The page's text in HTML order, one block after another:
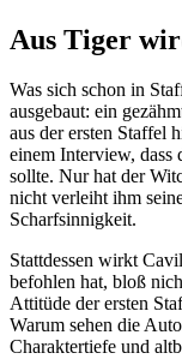
Aus Tiger
Was sich schon in
ausgebaut: ein
aus der ersten Staffel
einem Interview, dass
sollte. Nur hat der
nicht verleiht ihm
Scharfsinnigkeit.
Stattdessen wirkt
befohlen hat, bloß
Attitüde der ersten
Warum sehen die
Charaktertiefe und